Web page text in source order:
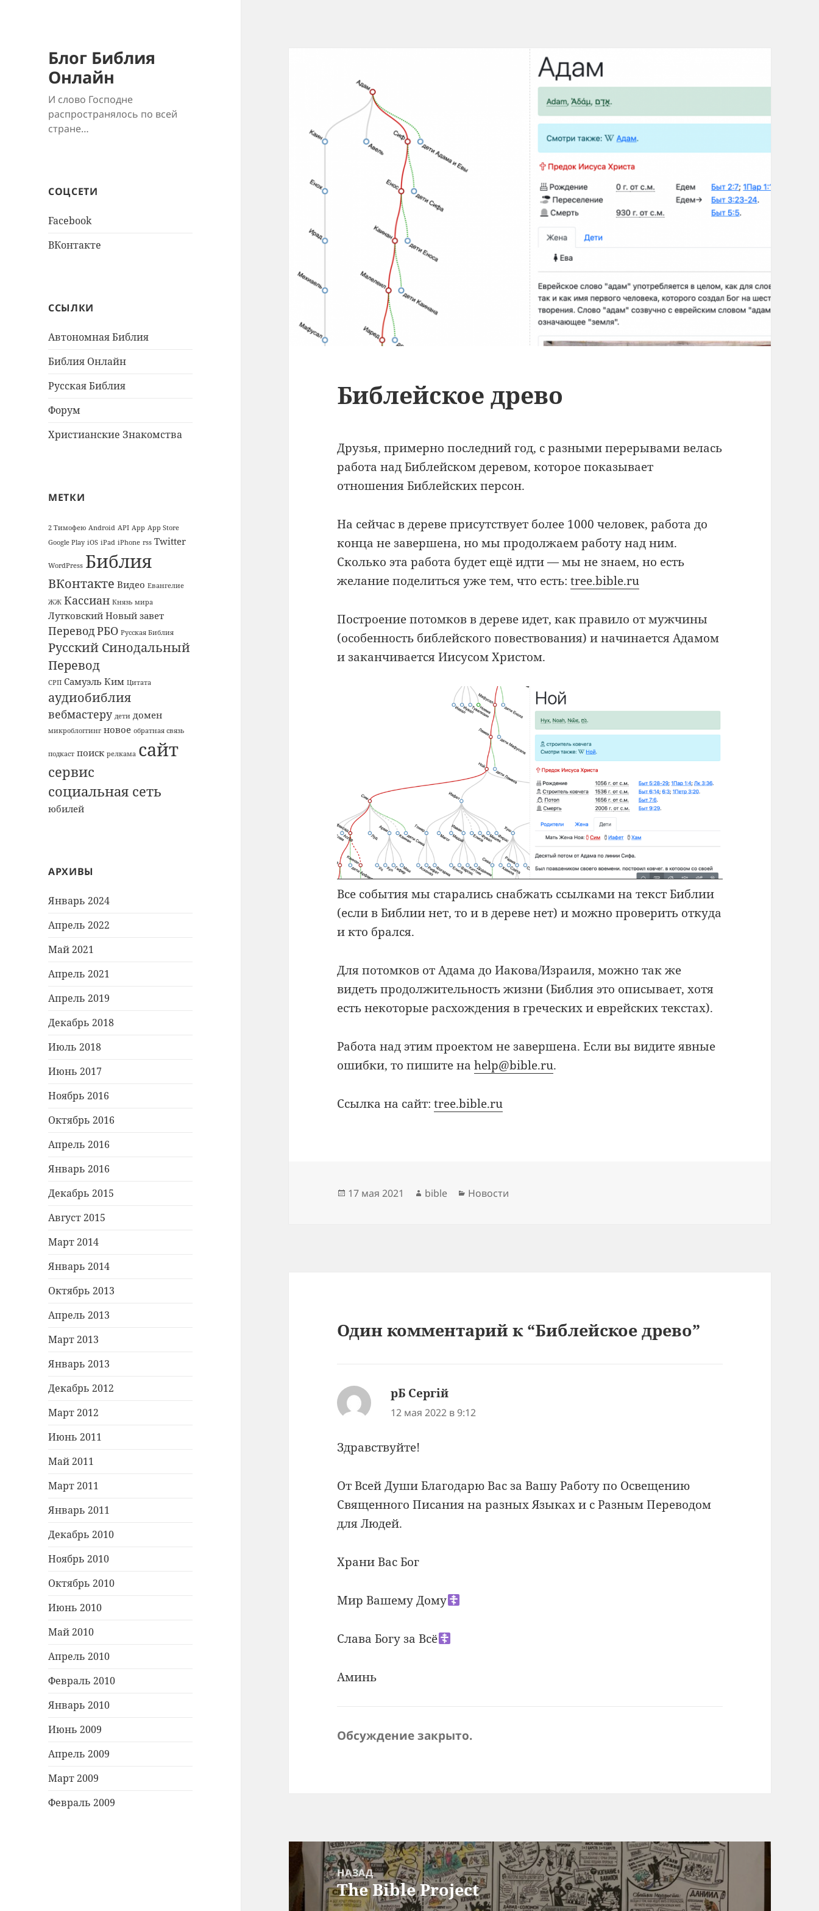
Блог Библия
Онлайн
И слово Господне
распространялось по всей
стране…
СОЦСЕТИ
Facebook
ВКонтакте
ССЫЛКИ
Автономная Библия
Библия Онлайн
Русская Библия
Форум
Христианские Знакомства
МЕТКИ
2 Тимофею Android API App App Store
Google Play iOS iPad iPhone rss Twitter
WordPress Библия
ВКонтакте Видео Евангелие
ЖЖ Кассиан Князь мира
Лутковский Новый завет
ПереводРБО Русская Библия
Русский Синодальный
Перевод
СРП Самуэль Ким Цитата
аудиобиблия
вебмастеру дети домен
микроблоггинг новое обратная связь
подкаст поиск релкама сайт
сервис
социальная сеть
юбилей
АРХИВЫ
Январь 2024
Апрель 2022
Май 2021
Апрель 2021
Апрель 2019
Декабрь 2018
Июль 2018
Июнь 2017
Ноябрь 2016
Октябрь 2016
Апрель 2016
Январь 2016
Декабрь 2015
Август 2015
Март 2014
Январь 2014
Октябрь 2013
Апрель 2013
Март 2013
Январь 2013
Декабрь 2012
Март 2012
Июнь 2011
Май 2011
Март 2011
Январь 2011
Декабрь 2010
Ноябрь 2010
Октябрь 2010
Июнь 2010
Май 2010
Апрель 2010
Февраль 2010
Январь 2010
Июнь 2009
Апрель 2009
Март 2009
Февраль 2009
Библейское древо
Друзья, примерно последний год, с разными перерывами велась
работа над Библейском деревом, которое показывает
отношения Библейских персон.
На сейчас в дереве присутствует более 1000 человек, работа до
конца не завершена, но мы продолжаем работу над ним.
Сколько эта работа будет ещё идти — мы не знаем, но есть
желание поделиться уже тем, что есть:tree.bible.ru
Построение потомков в дереве идет, как правило от мужчины
(особенность библейского повествования) и начинается Адамом
и заканчивается Иисусом Христом.
Все события мы старались снабжать ссылками на текст Библии
(если в Библии нет, то и в дереве нет) и можно проверить откуда
и кто брался.
Для потомков от Адама до Иакова/Израиля, можно так же
видеть продолжительность жизни (Библия это описывает, хотя
есть некоторые расхождения в греческих и еврейских текстах).
Работа над этим проектом не завершена. Если вы видите явные
ошибки, то пишите наhelp@bible.ru.
Ссылка на сайт:tree.bible.ru
Опубликовано
17 мая 2021 Автор
bible Рубрики
Новости
Один комментарий к “Библейское древо”
рБ Сергiй
12 мая 2022 в 9:12
Здравствуйте!
От Всей Души Благодарю Вас за Вашу Работу по Освещению
Священного Писания на разных Языках и с Разным Переводом
для Людей.
Храни Вас Бог
Мир Вашему Дому
Слава Богу за Всё
Аминь
Обсуждение закрыто.
Навигация
по
записям
НАЗАД
Предыдущая
запись:
The Bible Project